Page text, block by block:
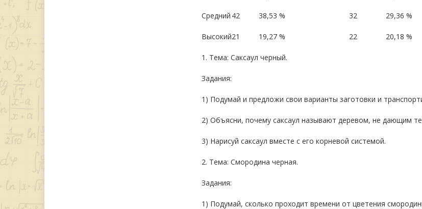
Средний 42 38,53 % 32 29,36 %
Высокий21 19,27 % 22 20,18 %
1. Тема: Саксаул черный.
Задания:
1) Подумай и предложи свои варианты заготовки и
2) Объясни, почему саксаул называют деревом, не дающим
3) Нарисуй саксаул вместе с его корневой системой.
2. Тема: Смородина черная.
Задания:
1) Подумай, сколько проходит времени от цветения